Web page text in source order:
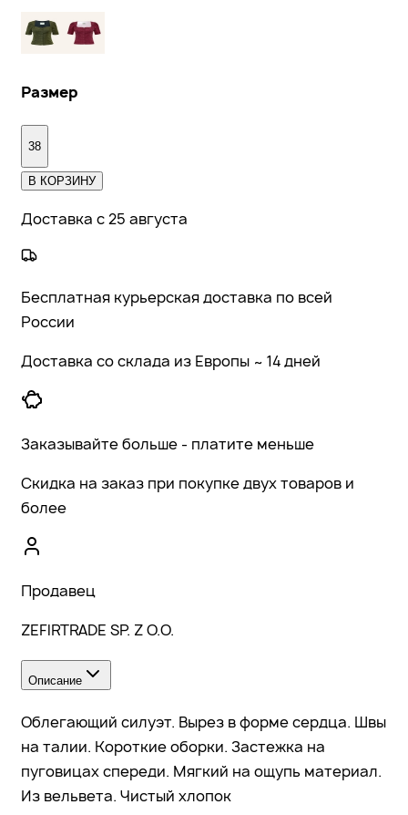
Размер
38
В КОРЗИНУ
Доставка с 25 августа
Бесплатная курьерская доставка по всей
России
Доставка со склада из Европы ~ 14 дней
Заказывайте больше - платите меньше
Скидка на заказ при покупке двух товаров и
более
Продавец
ZEFIRTRADE SP. Z O.O.
Описание
Облегающий силуэт. Вырез в форме сердца. Швы
на талии. Короткие оборки. Застежка на
пуговицах спереди. Мягкий на ощупь материал.
Из вельвета. Чистый хлопок